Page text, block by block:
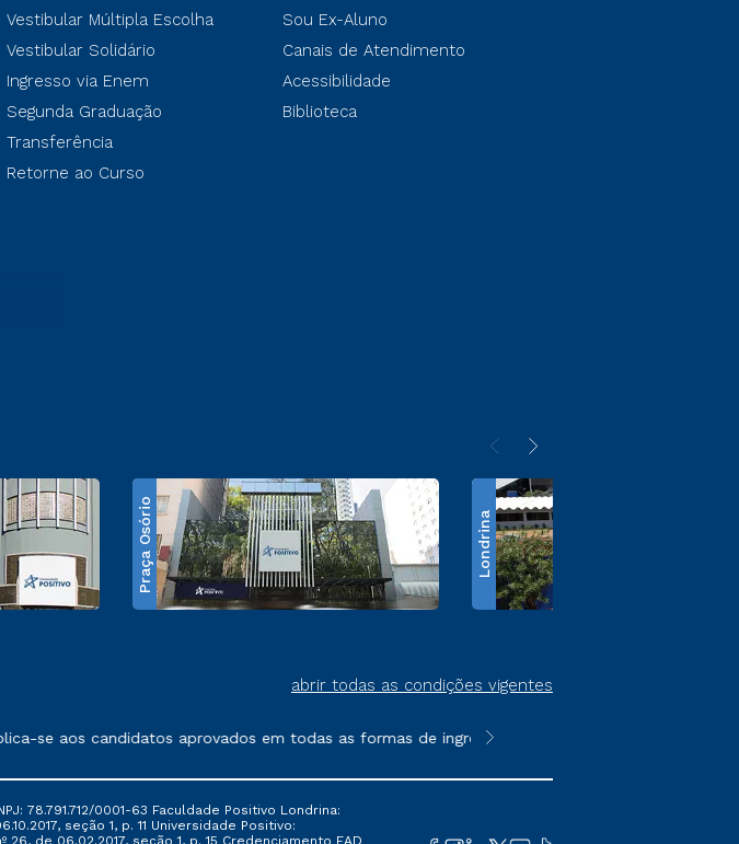
Vestibular Múltipla Escolha
Vestibular Solidário
Ingresso via Enem
Segunda Graduação
Transferência
Retorne ao Curso
Sou Ex-Aluno
Canais de Atendimento
Acessibilidade
Biblioteca
Praça Osório Londrina
abrir todas as condições vigentes
de serviços
aos candidatos aprovados em todas as formas de ingresso, exceto na prova on-line ou
**Semipresencial é um formato do
78.791.712/0001-63 Faculdade Positivo Londrina:
seção 1, p. 11 Universidade Positivo:
de 06.02.2017, seção 1, p. 15 Credenciamento EAD